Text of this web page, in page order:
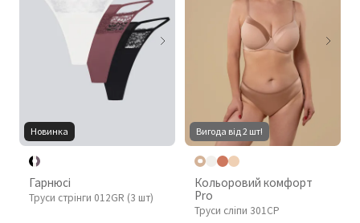
Новинка
Гарнюсі
Труси стрінги 012GR (3 шт)
Вигода від 2 шт!
Кольоровий комфорт
Pro
Труси сліпи 301CP